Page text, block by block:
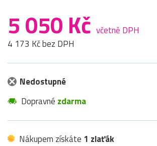
5 050 Kč včetně DPH
4 173 Kč bez DPH
Nedostupné
Dopravné zdarma
Nákupem získáte 1 zlaťák